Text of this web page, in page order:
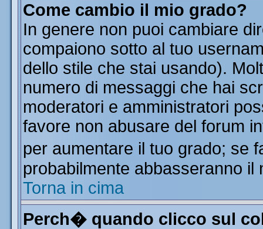
Come cambio il mio grado?
In genere non puoi cambiare
compaiono sotto al tuo
dello stile che stai usando).
numero di messaggi che hai
moderatori e amministratori
favore non abusare del forum
per aumentare il tuo grado; se
probabilmente abbasseranno il
Torna in cima
Perch� quando clicco sul